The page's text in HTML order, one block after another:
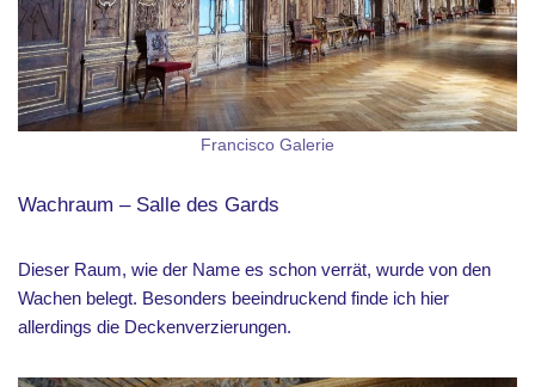
Francisco Galerie
Wachraum – Salle des Gards
Dieser Raum, wie der Name es schon verrät, wurde von den
Wachen belegt. Besonders beeindruckend finde ich hier
allerdings die Deckenverzierungen.